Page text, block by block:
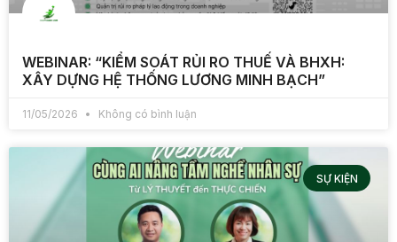
WEBINAR: “KIỂM SOÁT RỦI RO THUẾ VÀ BHXH:
XÂY DỰNG HỆ THỐNG LƯƠNG MINH BẠCH”
11/05/2026 Không có bình luận
SỰ KIỆN